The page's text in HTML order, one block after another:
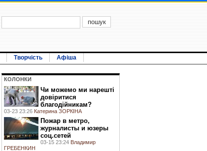
Творчість Афіша
КОЛОНКИ
Чи можемо ми нарешті
довіритися
благодійникам?
03-23 23:26 Катерина ЗОРКІНА
Пожар в метро,
журналисты и юзеры
соц.сетей
03-15 23:24 Владимир
ГРЕБЕНКИН